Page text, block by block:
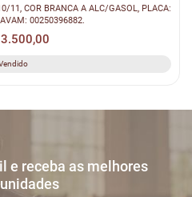
11, COR BRANCA A ALC/GASOL, PLACA:
00250396882.
e receba as melhores